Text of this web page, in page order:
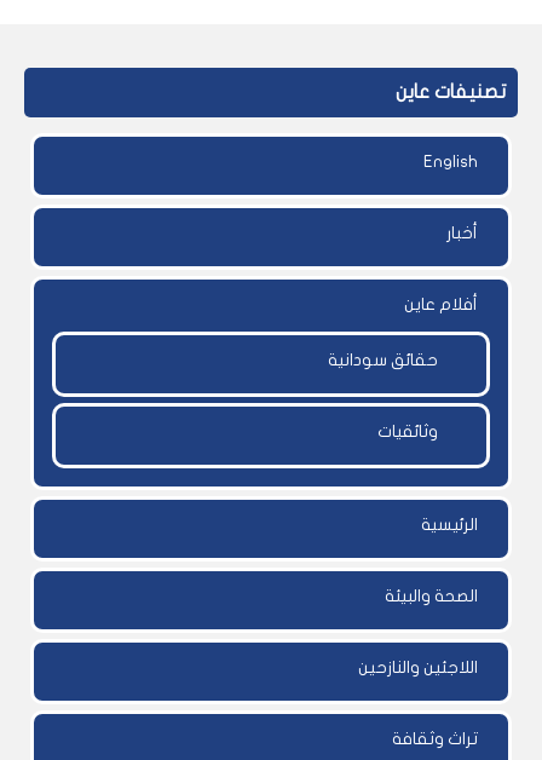
تصنيفات عاين
English
أخبار
أفلام عاين
حقائق سودانية
وثائقيات
الرئيسية
الصحة والبيئة
اللاجئين والنازحين
تراث وثقافة